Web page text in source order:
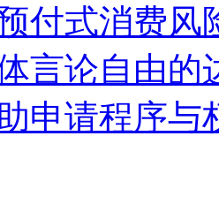
付式消费风
言论自由
申请程序与